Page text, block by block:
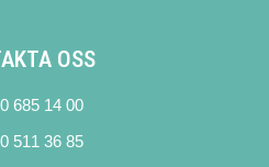
OSS
685 14 00
511 36 85